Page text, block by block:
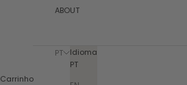
ABOUT
PT
Idioma
PT
Carrinho